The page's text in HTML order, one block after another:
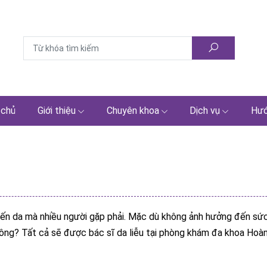
Giới thiệu Chuyên khoa Dịch vụ
da mà nhiều người gặp phải. Mặc dù không ảnh hưởng đến
Tất cả sẽ được bác sĩ da liễu tại phòng khám đa khoa